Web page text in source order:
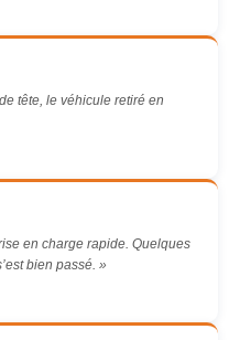
tête, le véhicule retiré en
en charge rapide. Quelques
bien passé. »